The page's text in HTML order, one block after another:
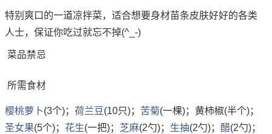
特别爽口的一道凉拌菜，适合想要身材苗条皮肤好好的各类
人士，保证你吃过就忘不掉(^_-)
菜品禁忌
所需食材
樱桃萝卜(3个)； 荷兰豆 (10只)； 苦菊(一棵)；黄柿椒(半个)；
圣女果(5个)； 花生(一把)； 芝麻(2勺)； 生抽(2勺)； 醋(2勺)；